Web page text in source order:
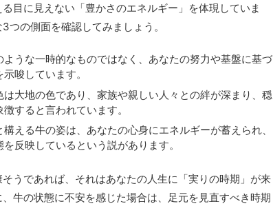
目に見えない「豊かさのエネルギー」を体現していま
の側面を確認してみましょう。
ような一時的なものではなく、あなたの努力や基盤に基づ
唆しています。
は大地の色であり、家族や親しい人々との絆が深まり、穏
すると言われています。
構える牛の姿は、あなたの心身にエネルギーが蓄えられ、
反映しているという説があります。
うであれば、それはあなたの人生に「実りの時期」が来
牛の状態に不安を感じた場合は、足元を見直すべき時期